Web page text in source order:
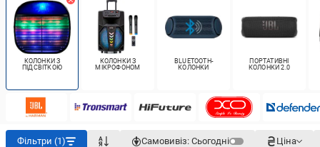
КОЛОНКИ З
ПІДСВІТКОЮ
КОЛОНКИ З
МІКРОФОНОМ
BLUETOOTH-
КОЛОНКИ
ПОРТАТИВНІ
КОЛОНКИ 2.0
Фільтри (1) Самовивіз: Сьогодні Ціна